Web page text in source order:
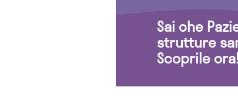
Sai che
strutture
Scoprile ora!